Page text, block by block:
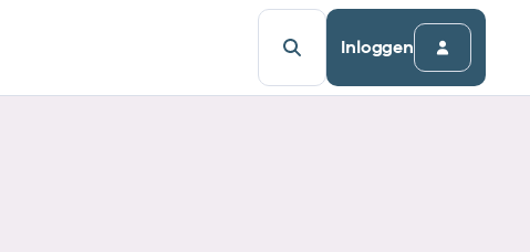
Inloggen